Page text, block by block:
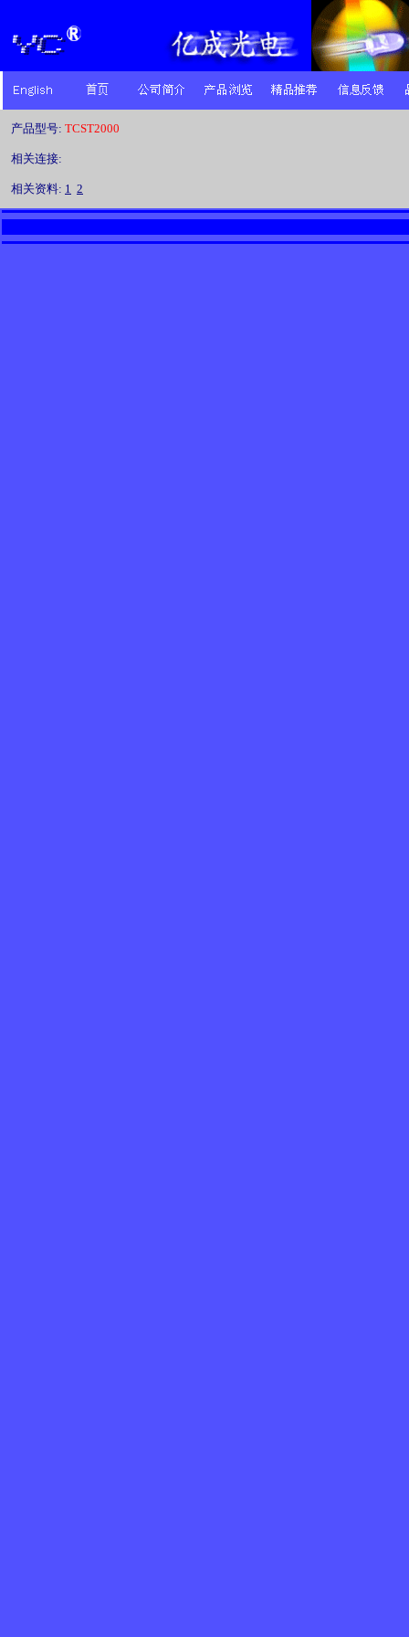
产品型号: TCST2000
相关连接:
相关资料: 1 2